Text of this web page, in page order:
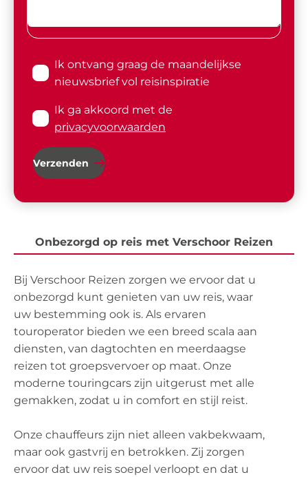
Ik ontvang graag de maandelijkse
nieuwsbrief vol reisinspiratie
Ik ga akkoord met de
privacyvoorwaarden
Verzenden
Onbezorgd op reis met Verschoor Reizen
Bij Verschoor Reizen zorgen we ervoor dat u
onbezorgd kunt genieten van uw reis, waar
uw bestemming ook is. Als ervaren
touroperator bieden we een breed scala aan
diensten, van dagtochten en meerdaagse
reizen tot groepsvervoer op maat. Onze
moderne touringcars zijn uitgerust met alle
gemakken, zodat u in comfort en stijl reist.
Onze chauffeurs zijn niet alleen vakbekwaam,
maar ook gastvrij en betrokken. Zij zorgen
ervoor dat uw reis soepel verloopt en dat u